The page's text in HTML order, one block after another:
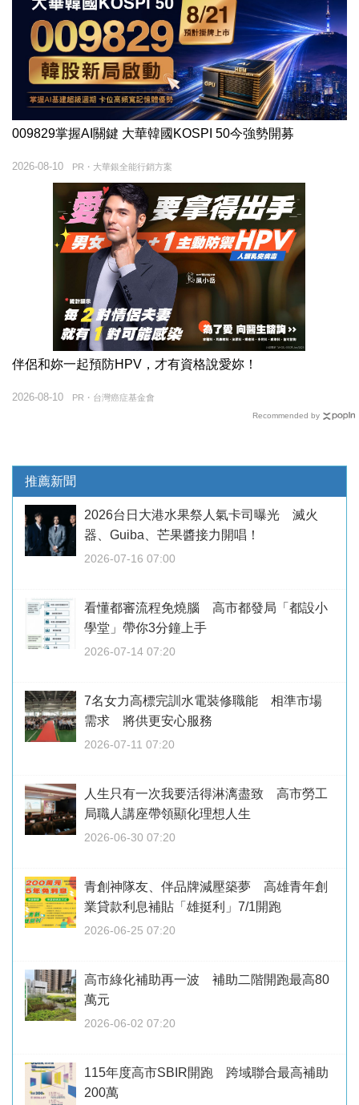
009829掌握AI關鍵 大華韓國KOSPI 50今強勢開募
PR・大華銀全能行銷方案
2026-08-10
伴侶和妳一起預防HPV，才有資格說愛妳！
PR・台灣癌症基金會
2026-08-10
Recommended by
推薦新聞
2026台日大港水果祭人氣卡司曝光 滅火
器、Guiba、芒果醬接力開唱！
2026-07-16 07:00
看懂都審流程免燒腦 高市都發局「都設小
學堂」帶你3分鐘上手
2026-07-14 07:20
7名女力高標完訓水電裝修職能 相準市場
需求 將供更安心服務
2026-07-11 07:20
人生只有一次我要活得淋漓盡致 高市勞工
局職人講座帶領顯化理想人生
2026-06-30 07:20
青創神隊友、伴品牌減壓築夢 高雄青年創
業貸款利息補貼「雄挺利」7/1開跑
2026-06-25 07:20
高市綠化補助再一波 補助二階開跑最高80
萬元
2026-06-02 07:20
115年度高市SBIR開跑 跨域聯合最高補助
200萬